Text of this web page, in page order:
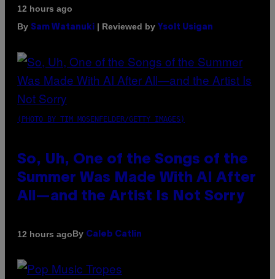
12 hours ago
By Sam Watanuki | Reviewed by Ysolt Usigan
(PHOTO BY TIM MOSENFELDER/GETTY IMAGES)
So, Uh, One of the Songs of the
Summer Was Made With AI After
All—and the Artist Is Not Sorry
12 hours agoBy Caleb Catlin